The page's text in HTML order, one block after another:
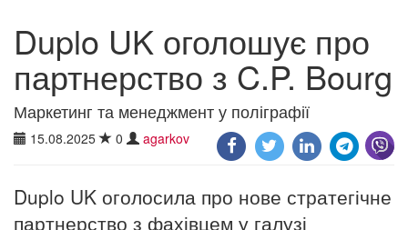
Duplo UK оголошує про
партнерство з C.P. Bourg
Маркетинг та менеджмент у поліграфії
15.08.2025 0 agarkov
Duplo UK оголосила про нове стратегічне
партнерство з фахівцем у галузі